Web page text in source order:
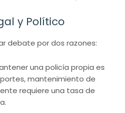
y Político
debate por dos razones:
una policía propia es
mantenimiento de
requiere una tasa de